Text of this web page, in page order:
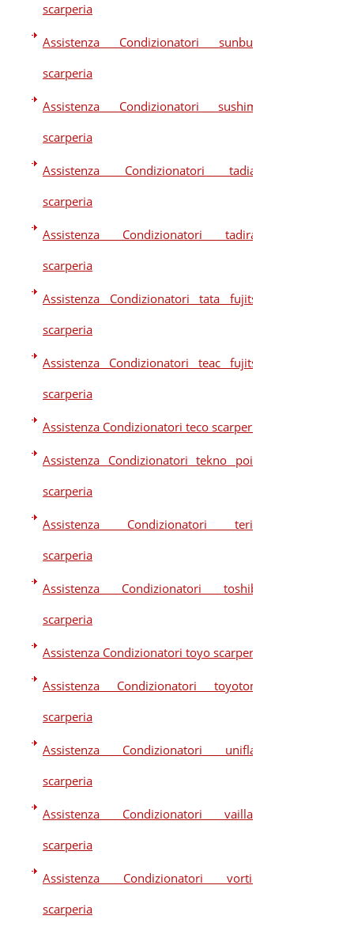
scarperia
Assistenza Condizionatori sunbury
scarperia
Assistenza Condizionatori sushima
scarperia
Assistenza Condizionatori tadiair
scarperia
Assistenza Condizionatori tadiran
scarperia
Assistenza Condizionatori tata fujitsu
scarperia
Assistenza Condizionatori teac fujitsu
scarperia
Assistenza Condizionatori teco scarperia
Assistenza Condizionatori tekno point
scarperia
Assistenza Condizionatori terim
scarperia
Assistenza Condizionatori toshiba
scarperia
Assistenza Condizionatori toyo scarperia
Assistenza Condizionatori toyotomi
scarperia
Assistenza Condizionatori uniflair
scarperia
Assistenza Condizionatori vaillant
scarperia
Assistenza Condizionatori vortice
scarperia